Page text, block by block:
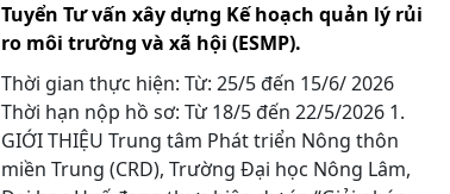
Tuyển Tư vấn xây dựng Kế hoạch quản lý rủi
ro môi trường và xã hội (ESMP).
Thời gian thực hiện: Từ: 25/5 đến 15/6/ 2026
Thời hạn nộp hồ sơ: Từ 18/5 đến 22/5/2026 1.
GIỚI THIỆU Trung tâm Phát triển Nông thôn
miền Trung (CRD), Trường Đại học Nông Lâm,